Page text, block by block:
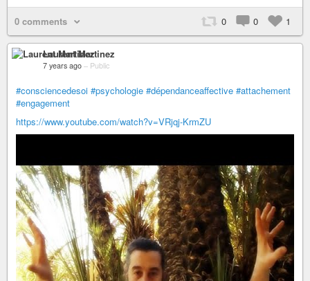
0 comments 0 0 1
Laurent Martinez
7 years ago – Public
#consciencedesoi #psychologie #dépendanceaffective #attachement
#engagement
https://www.youtube.com/watch?v=VRjqj-KrmZU